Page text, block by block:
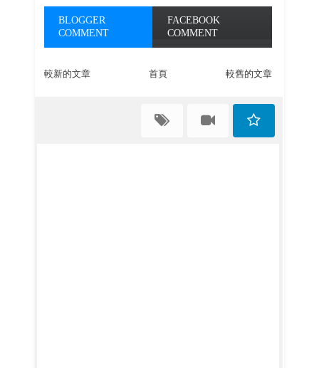
BLOGGER
COMMENT
FACEBOOK
COMMENT
較新的文章 較舊的文章
首頁